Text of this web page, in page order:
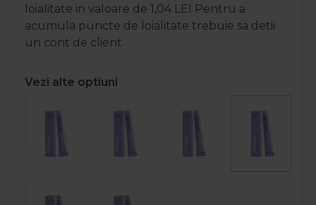
loialitate in valoare de 1,04 LEI Pentru a
acumula puncte de loialitate trebuie sa detii
un cont de client.
Vezi alte optiuni